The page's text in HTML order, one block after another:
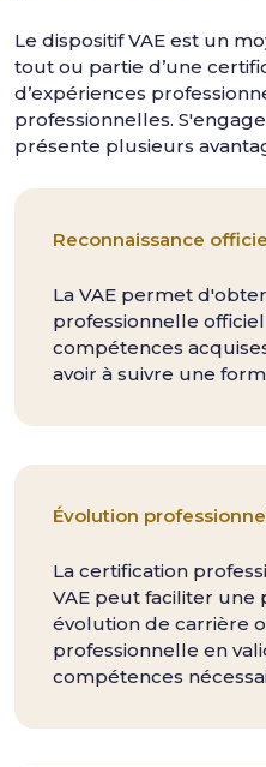
Le dispositif VAE est un
tout ou partie d’une
d’expériences
professionnelles.
présente plusieurs
Reconnaissance
La VAE permet
professionnelle
compétences
avoir à suivre une
Évolution
La certification
VAE peut faciliter une
évolution de carrière
professionnelle en
compétences